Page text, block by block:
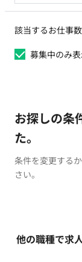
該当するお仕事数
募集中のみ
お探しの条
た。
条件を変更する
さい。
他の職種で求